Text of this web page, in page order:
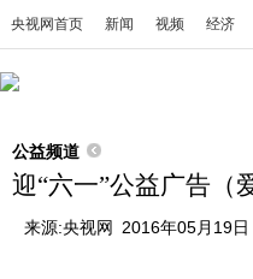
央视网首页 新闻 视频 经济
公益频道
迎“六一”公益广告（
来源:央视网 2016年05月19